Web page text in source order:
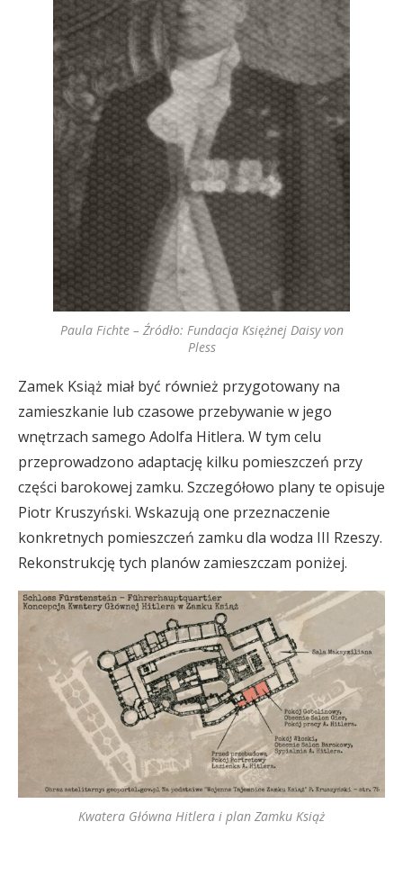
Paula Fichte – Źródło: Fundacja Księżnej Daisy von
Pless
Zamek Książ miał być również przygotowany na
zamieszkanie lub czasowe przebywanie w jego
wnętrzach samego Adolfa Hitlera. W tym celu
przeprowadzono adaptację kilku pomieszczeń przy
części barokowej zamku. Szczegółowo plany te opisuje
Piotr Kruszyński. Wskazują one przeznaczenie
konkretnych pomieszczeń zamku dla wodza III Rzeszy.
Rekonstrukcję tych planów zamieszczam poniżej.
Kwatera Główna Hitlera i plan Zamku Książ